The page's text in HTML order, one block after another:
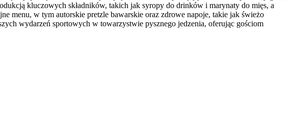
kluczowych składników, takich jak syropy do drinków i marynaty do mięs, a
menu, w tym autorskie pretzle bawarskie oraz zdrowe napoje, takie jak świeżo
wydarzeń sportowych w towarzystwie pysznego jedzenia, oferując gościom